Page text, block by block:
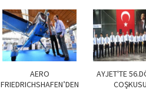
AERO
FRIEDRICHSHAFEN’DEN
AYJET'TE
COŞKUSU